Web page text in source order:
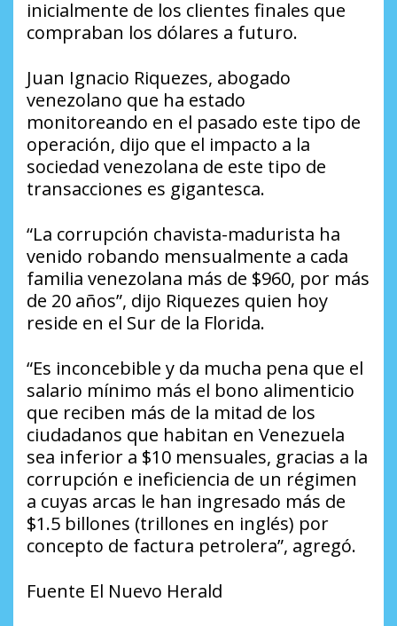
inicialmente de los clientes finales que
compraban los dólares a futuro.
Juan Ignacio Riquezes, abogado
venezolano que ha estado
monitoreando en el pasado este tipo de
operación, dijo que el impacto a la
sociedad venezolana de este tipo de
transacciones es gigantesca.
“La corrupción chavista-madurista ha
venido robando mensualmente a cada
familia venezolana más de $960, por más
de 20 años”, dijo Riquezes quien hoy
reside en el Sur de la Florida.
“Es inconcebible y da mucha pena que el
salario mínimo más el bono alimenticio
que reciben más de la mitad de los
ciudadanos que habitan en Venezuela
sea inferior a $10 mensuales, gracias a la
corrupción e ineficiencia de un régimen
a cuyas arcas le han ingresado más de
$1.5 billones (trillones en inglés) por
concepto de factura petrolera”, agregó.
Fuente El Nuevo Herald